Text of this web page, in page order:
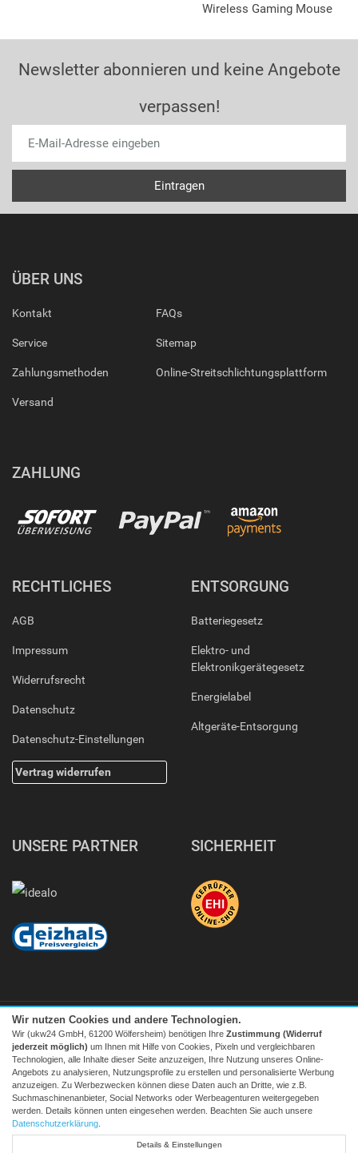
Wireless Gaming Mouse
Newsletter abonnieren und keine Angebote
verpassen!
ÜBER UNS
Kontakt
Service
Zahlungsmethoden
Versand
FAQs
Sitemap
Online-Streitschlichtungsplattform
ZAHLUNG
RECHTLICHES
AGB
Impressum
Widerrufsrecht
Datenschutz
Datenschutz-Einstellungen
Vertrag widerrufen
ENTSORGUNG
Batteriegesetz
Elektro- und
Elektronikgerätegesetz
Energielabel
Altgeräte-Entsorgung
UNSERE PARTNER SICHERHEIT
Facebook| twitter
© 2026 Tecedo
Alle Preise inkl. MwSt. zzgl. Versand | *) Unverbindliche
Preisempfehlung | **) Ehemaliger Verkaufspreis
Wir nutzen Cookies und andere Technologien.
Wir (ukw24 GmbH, 61200 Wölfersheim) benötigen Ihre Zustimmung (Widerruf
jederzeit möglich) um Ihnen mit Hilfe von Cookies, Pixeln und vergleichbaren
Technologien, alle Inhalte dieser Seite anzuzeigen, Ihre Nutzung unseres Online-
Angebots zu analysieren, Nutzungsprofile zu erstellen und personalisierte Werbung
anzuzeigen. Zu Werbezwecken können diese Daten auch an Dritte, wie z.B.
Suchmaschinenanbieter, Social Networks oder Werbeagenturen weitergegeben
werden. Details können unten eingesehen werden. Beachten Sie auch unsere
Datenschutzerklärung
Details & Einstellungen